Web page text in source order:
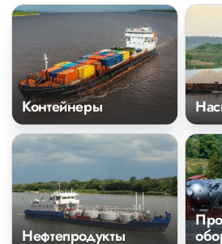
Контейнеры
Нефтепродукты